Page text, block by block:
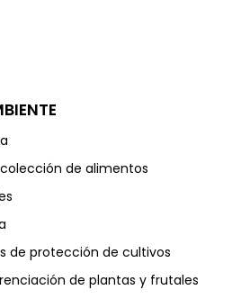
de alimentos
de protección de cultivos
de plantas y frutales